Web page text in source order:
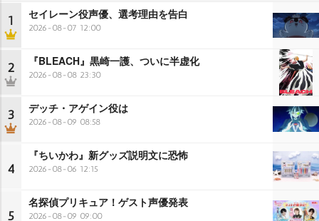
1 セイレーン役声優、選考理由を告白
2026-08-07 12:00
2 『BLEACH』黒崎一護、ついに半虚化
2026-08-08 23:30
3 デッチ・アゲイン役は
2026-08-09 08:58
4
『ちいかわ』新グッズ説明文に恐怖
2026-08-06 12:15
5
名探偵プリキュア！ゲスト声優発表
2026-08-09 09:00